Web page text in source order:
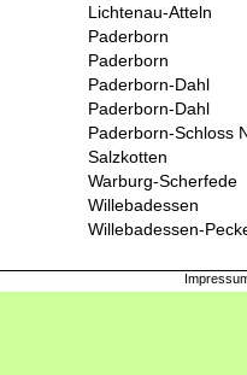
Lichtenau-Atteln
Paderborn
Paderborn
Paderborn-Dahl
Paderborn-Dahl
Paderborn-Schloss
Salzkotten
Warburg-Scherfede
Willebadessen
Willebadessen-